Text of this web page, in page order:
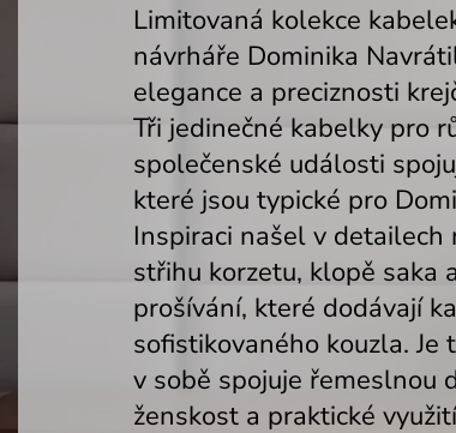
Limitovaná kolekce
návrháře Dominika
elegance a preciznosti
Tři jedinečné kabelky pro
společenské události
které jsou typické pro
Inspiraci našel v detailech
střihu korzetu, klopě saka
prošívání, které dodávají
sofistikovaného kouzla.Je
v sobě spojuje řemeslnou
ženskost a praktické